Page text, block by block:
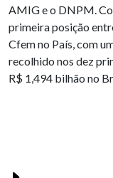
AMIG e o DNPM.
primeira posição
Cfem no País, com
recolhido nos dez
R$ 1,494 bilhão no